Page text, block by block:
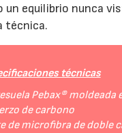
un equilibrio nunca
técnica.
técnicas
Pebax® moldeada
de carbono
de microfibra de doble